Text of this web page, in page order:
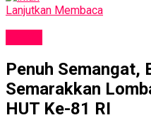
Lanjutkan Membaca
Penuh Semangat,
Semarakkan
HUT Ke-81 RI